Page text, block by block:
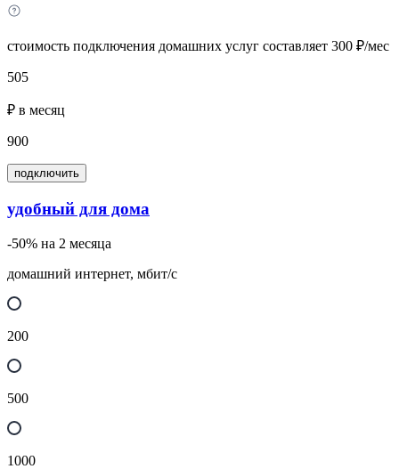
стоимость подключения домашних услуг составляет 300 ₽/мес
505
₽ в месяц
900
подключить
удобный для дома
-50% на 2 месяца
домашний интернет, мбит/с
200
500
1000